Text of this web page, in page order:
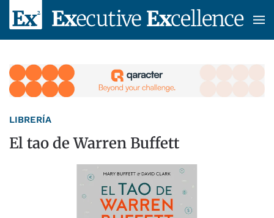
Skip to main content
LIBRERÍA
El tao de Warren Buffett